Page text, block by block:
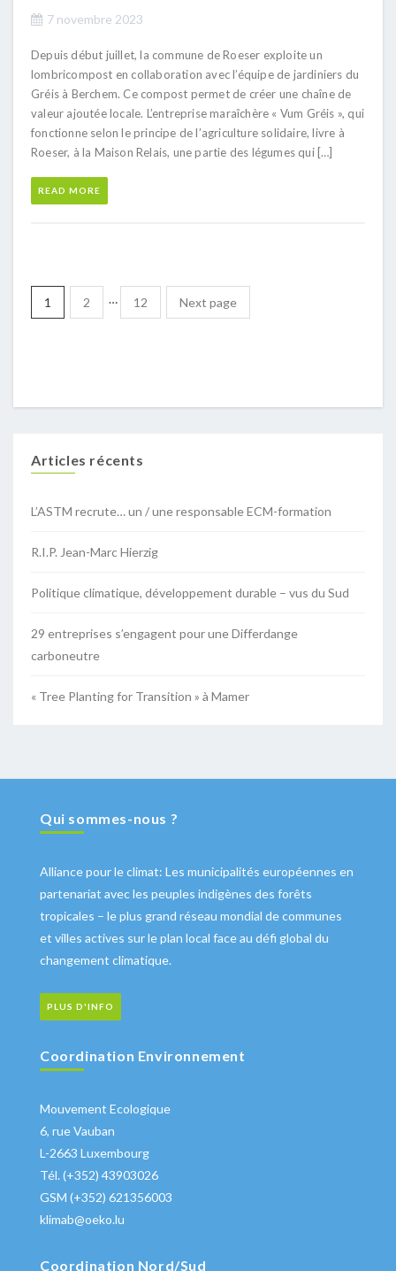
7 novembre 2023
Depuis début juillet, la commune de Roeser exploite un
lombricompost en collaboration avec l’équipe de jardiniers du
Gréis à Berchem. Ce compost permet de créer une chaîne de
valeur ajoutée locale. L’entreprise maraîchère « Vum Gréis », qui
fonctionne selon le principe de l’agriculture solidaire, livre à
Roeser, à la Maison Relais, une partie des légumes qui […]
READ MORE
1 2 … 12 Next page
Articles récents
L’ASTM recrute… un / une responsable ECM-formation
R.I.P. Jean-Marc Hierzig
Politique climatique, développement durable – vus du Sud
29 entreprises s’engagent pour une Differdange
carboneutre
« Tree Planting for Transition » à Mamer
Qui sommes-nous ?
Alliance pour le climat: Les municipalités européennes en
partenariat avec les peuples indigènes des forêts
tropicales – le plus grand réseau mondial de communes
et villes actives sur le plan local face au défi global du
changement climatique.
PLUS D'INFO
Coordination Environnement
Mouvement Ecologique
6, rue Vauban
L-2663 Luxembourg
Tél. (+352) 43903026
GSM (+352) 621356003
klimab@oeko.lu
Coordination Nord/Sud